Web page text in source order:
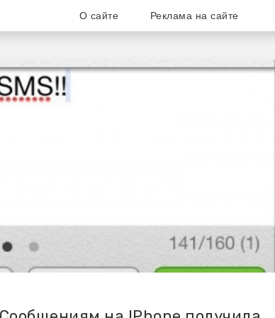
для любителей и
О сайте Реклама на сайте